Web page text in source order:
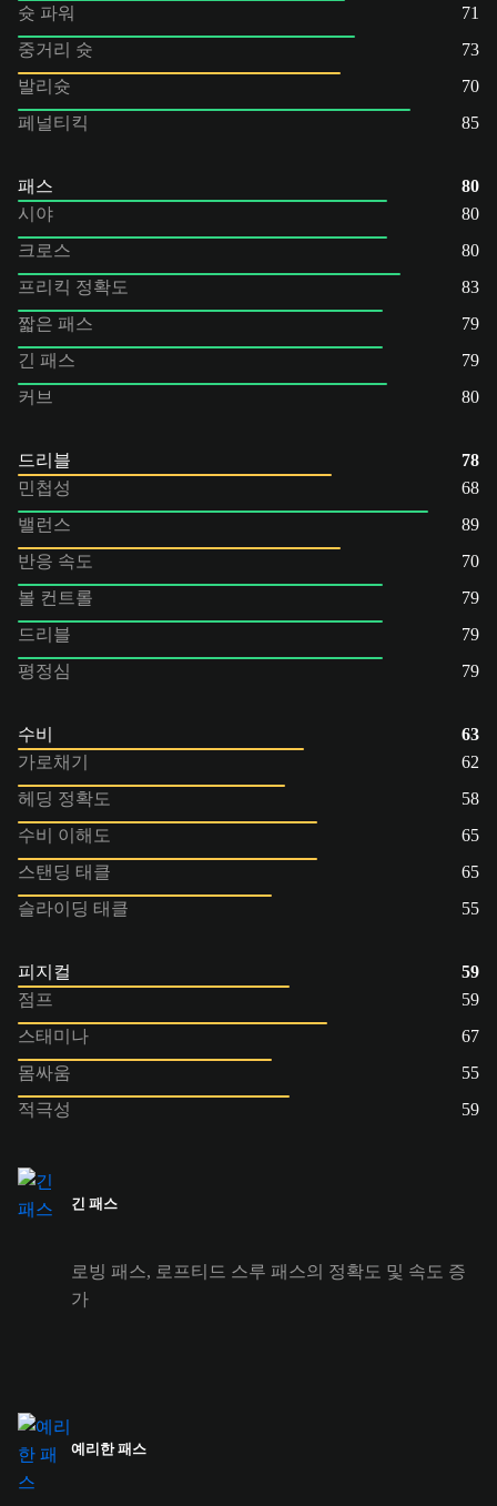
슛 파워
71
중거리 슛
73
발리슛
70
페널티킥
85
패스
80
시야
80
크로스
80
프리킥 정확도
83
짧은 패스
79
긴 패스
79
커브
80
드리블
78
민첩성
68
밸런스
89
반응 속도
70
볼 컨트롤
79
드리블
79
평정심
79
수비
63
가로채기
62
헤딩 정확도
58
수비 이해도
65
스탠딩 태클
65
슬라이딩 태클
55
피지컬
59
점프
59
스태미나
67
몸싸움
55
적극성
59
긴 패스
로빙 패스, 로프티드 스루 패스의 정확도 및 속도 증
가
예리한 패스